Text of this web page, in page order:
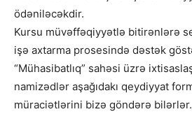
ödəniləcəkdir.
Kursu müvəffəqiyyətlə bitirənlərə
işə axtarma prosesində dəstək
“Mühasibatlıq” sahəsi üzrə
namizədlər aşağıdakı qeydiyyat
müraciətlərini bizə göndərə bilərlər.